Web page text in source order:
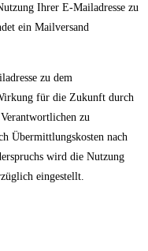
Ihrer E-Mailadresse zu
ein Mailversand
zu dem
für die Zukunft durch
zu
Übermittlungskosten nach
wird die Nutzung
eingestellt.